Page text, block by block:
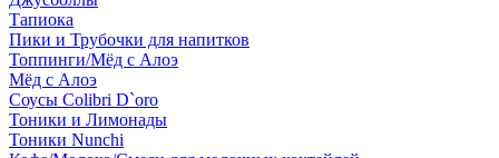
Тапиока
Пики и Трубочки для напитков
Топпинги/Мёд с Алоэ
Мёд с Алоэ
Соусы Colibri D`oro
Тоники и Лимонады
Тоники Nunchi